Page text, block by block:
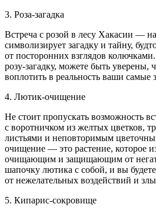
3. Роза-загадка
Встреча с розой в лесу Хакасии —
символизирует загадку и тайну,
от посторонних взглядов
розу-загадку, можете быть уверены,
воплотить в реальность ваши самые
4. Лютик-очищение
Не стоит пропускать возможность
с воротничком из желтых цветков,
листьями и неповторимым
очищение — это растение, которое
очищающим и защищающим от
шапочку лютика с собой, и вы будете
от нежелательных воздействий и
5. Кипарис-сокровище